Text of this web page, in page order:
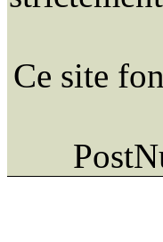
Ce site